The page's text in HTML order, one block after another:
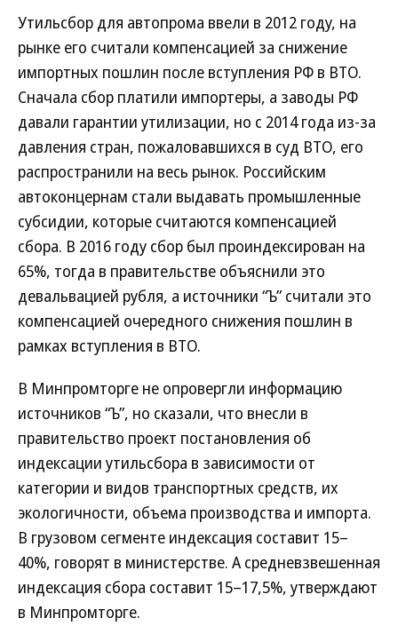
Утильсбор для автопрома ввели в 2012 году, на
рынке его считали компенсацией за снижение
импортных пошлин после вступления РФ в ВТО.
Сначала сбор платили импортеры, а заводы РФ
давали гарантии утилизации, но с 2014 года из-за
давления стран, пожаловавшихся в суд ВТО, его
распространили на весь рынок. Российским
автоконцернам стали выдавать промышленные
субсидии, которые считаются компенсацией
сбора. В 2016 году сбор был проиндексирован на
65%, тогда в правительстве объяснили это
девальвацией рубля, а источники “Ъ” считали это
компенсацией очередного снижения пошлин в
рамках вступления в ВТО.
В Минпромторге не опровергли информацию
источников “Ъ”, но сказали, что внесли в
правительство проект постановления об
индексации утильсбора в зависимости от
категории и видов транспортных средств, их
экологичности, объема производства и импорта.
В грузовом сегменте индексация составит 15–
40%, говорят в министерстве. А средневзвешенная
индексация сбора составит 15–17,5%, утверждают
в Минпромторге.